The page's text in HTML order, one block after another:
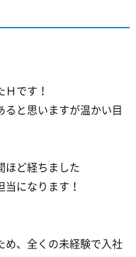
です！
ると思いますが温かい目
ほど経ちました
になります！
め、全くの未経験で入社